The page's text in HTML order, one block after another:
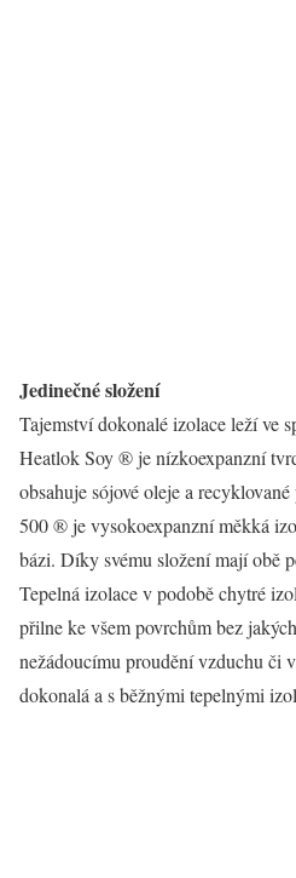
Jedinečné složení
Tajemství dokonalé izolace leží ve
Heatlok Soy ® je nízkoexpanzní
obsahuje sójové oleje a
500 ® je vysokoexpanzní měkká
bázi. Díky svému složení mají obě
Tepelná izolace v podobě chytré
přilne ke všem povrchům bez
nežádoucímu proudění vzduchu či
dokonalá a s běžnými tepelnými